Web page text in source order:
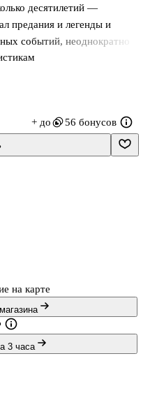
десятилетий —
предания и легенды и
событий, неоднократно
материалы. В результате у
художниках Ренессанса.
и Рафаэля,
Тициана и Джотто,
Написанные живым и
содержат о
+ до 56 бонусов
на карте
3 часа